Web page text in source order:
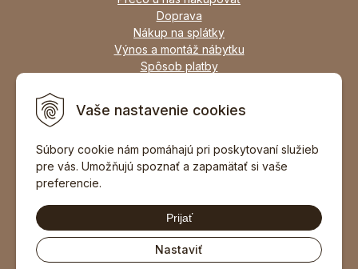
Vaše nastavenie cookies
Súbory cookie nám pomáhajú pri poskytovaní služieb
pre vás. Umožňujú spoznať a zapamätať si vaše
preferencie.
Prijať
Nastaviť
Doprava
Nákup na splátky
Výnos a montáž nábytku
Spôsob platby
Zariadime všetky typy interiérov
DOPORUČIŤ ZNÁMEMU